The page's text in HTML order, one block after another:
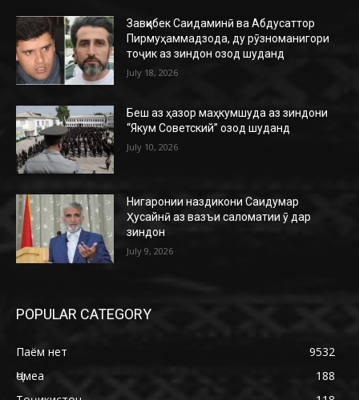
Завқибек Саидаминӣ ва Абдусаттор
Пирмуҳаммадзода, ду рӯзноманигори
тоҷик аз зиндон озод шуданд
July 18, 2026
Беш аз ҳазор маҳкумшуда аз зиндони
“Якум Советский” озод шуданд
July 10, 2026
Нигаронии наздикони Саидумар
Ҳусайнӣ аз вазъи саломатии ӯ дар
зиндон
July 9, 2026
POPULAR CATEGORY
Паём нет
9532
Ҷомеа
188